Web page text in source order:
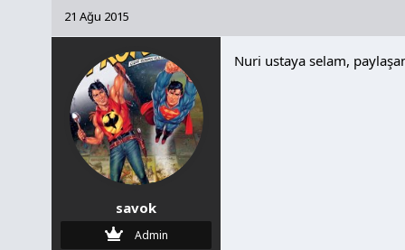
l
e
21 Ağu 2015
savok
Admin
Nuri ustaya selam,